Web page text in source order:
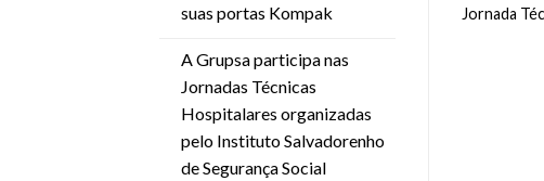
suas portas Kompak
A Grupsa participa nas
Jornadas Técnicas
Hospitalares organizadas
pelo Instituto Salvadorenho
de Segurança Social
Jornada